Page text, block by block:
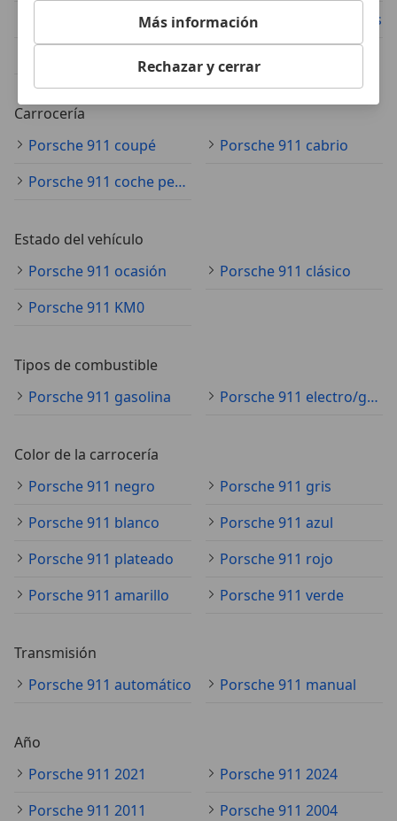
Porsche 911 991.2
Porsche 911 991 turbo s
Carrocería
Porsche 911 coupé
Porsche 911 cabrio
Porsche 911 coche pequeño
Estado del vehículo
Porsche 911 ocasión
Porsche 911 clásico
Porsche 911 KM0
Tipos de combustible
Porsche 911 gasolina
Porsche 911 electro/gasolina
Color de la carrocería
Porsche 911 negro
Porsche 911 gris
Porsche 911 blanco
Porsche 911 azul
Porsche 911 plateado
Porsche 911 rojo
Porsche 911 amarillo
Porsche 911 verde
Transmisión
Porsche 911 automático
Porsche 911 manual
Año
Porsche 911 2021
Porsche 911 2024
Porsche 911 2011
Porsche 911 2004
Más información
Rechazar y cerrar